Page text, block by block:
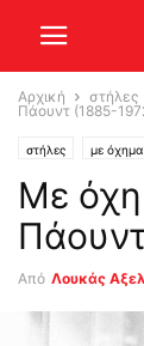
Αρχική στήλες
Πάουντ (1885-
στήλες με όχημα
Με
Από Λουκάς